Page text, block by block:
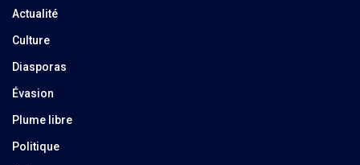
Actualité
Culture
Diasporas
Évasion
Plume libre
Politique